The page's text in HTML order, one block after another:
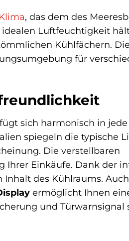
Klima, das dem des
Luftfeuchtigkeit
Kühlfächern.
für
sich harmonisch in jede
spiegeln die typische
Die verstellbaren
Einkäufe. Dank der
des Kühlraums.
ermöglicht Ihnen
und Türwarnsignal